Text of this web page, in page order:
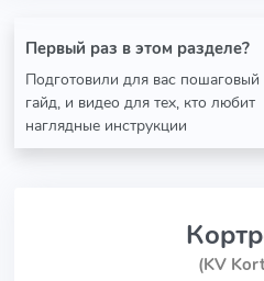
Первый раз в этом разделе?
Подготовили для вас пошаговый
гайд, и видео для тех, кто любит
наглядные инструкции
(KV